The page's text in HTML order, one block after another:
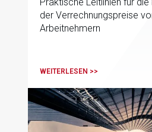
der Verrechnungspreise
Arbeitnehmern
WEITERLESEN >>